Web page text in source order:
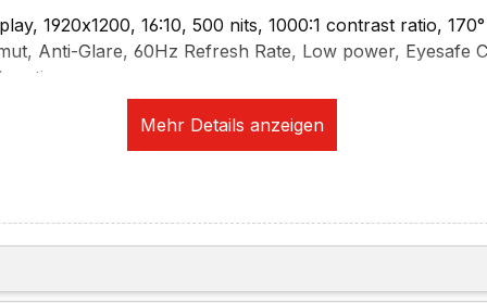
1920x1200, 16:10, 500 nits, 1000:1 contrast ratio,
Anti-Glare, 60Hz Refresh Rate, Low power, Eyesafe
ratio